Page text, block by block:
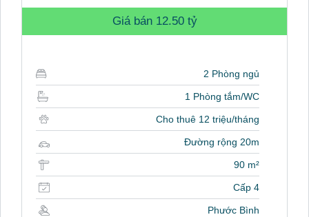
Giá bán 12.50 tỷ
2 Phòng ngủ
1 Phòng tắm/WC
Cho thuê 12 triệu/tháng
Đường rộng 20m
90 m²
Cấp 4
Phước Bình